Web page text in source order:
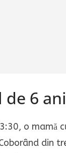
6
o mamă
din